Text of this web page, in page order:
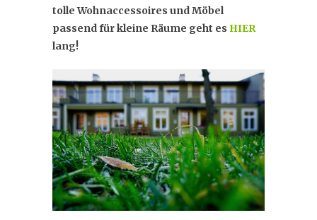
tolle Wohnaccessoires und Möbel
passend für kleine Räume geht es HIER
lang!